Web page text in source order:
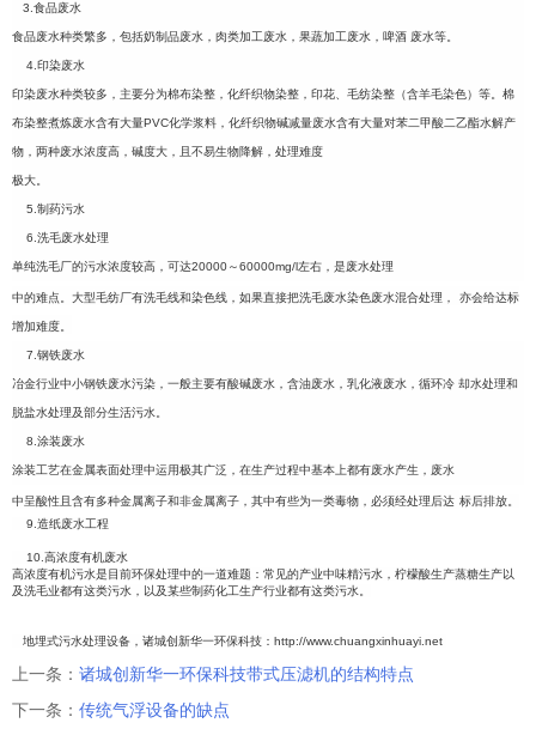
3.食品废水
食品废水种类繁多，包括奶制品废水，肉类加工废水，果蔬加工废水，啤酒 废水等。
4.印染废水
印染废水种类较多，主要分为棉布染整，化纤织物染整，印花、毛纺染整（含羊毛染色）等。棉
布染整煮炼废水含有大量PVC化学浆料，化纤织物碱减量废水含有大量对苯二甲酸二乙酯水解产
物，两种废水浓度高，碱度大，且不易生物降解，处理难度
极大。
5.制药污水
6.洗毛废水处理
单纯洗毛厂的污水浓度较高，可达20000～60000mg/l左右，是废水处理
中的难点。大型毛纺厂有洗毛线和染色线，如果直接把洗毛废水染色废水混合处理， 亦会给达标
增加难度。
7.钢铁废水
冶金行业中小钢铁废水污染，一般主要有酸碱废水，含油废水，乳化液废水，循环冷 却水处理和
脱盐水处理及部分生活污水。
8.涂装废水
涂装工艺在金属表面处理中运用极其广泛，在生产过程中基本上都有废水产生，废水
中呈酸性且含有多种金属离子和非金属离子，其中有些为一类毒物，必须经处理后达 标后排放。
9.造纸废水工程
10.高浓度有机废水
高浓度有机污水是目前环保处理中的一道难题：常见的产业中味精污水，柠檬酸生产蒸糖生产以
及洗毛业都有这类污水，以及某些制药化工生产行业都有这类污水。
地埋式污水处理设备 ，诸城创新华一环保科技： http://www.chuangxinhuayi.net
上一条： 诸城创新华一环保科技带式压滤机的结构特点
下一条： 传统气浮设备的缺点